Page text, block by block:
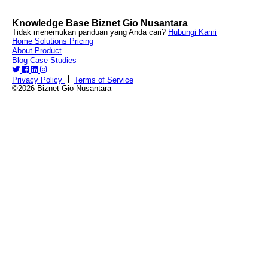
Knowledge Base Biznet Gio Nusantara
Tidak menemukan panduan yang Anda cari? Hubungi Kami
Home Solutions Pricing
About Product
Blog Case Studies
Privacy Policy
Terms of Service
©2026 Biznet Gio Nusantara